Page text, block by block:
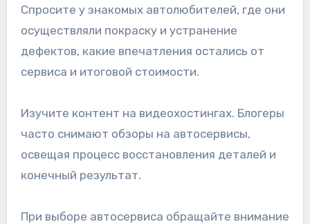
Спросите у знакомых автолюбителей, где они
осуществляли покраску и устранение
дефектов, какие впечатления остались от
сервиса и итоговой стоимости.
Изучите контент на видеохостингах. Блогеры
часто снимают обзоры на автосервисы,
освещая процесс восстановления деталей и
конечный результат.
При выборе автосервиса обращайте внимание